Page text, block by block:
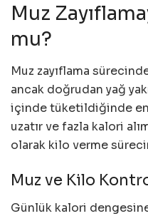
Muz
mu?
Muz zayıflama
ancak doğrudan yağ
içinde tüketildiğinde
uzatır ve fazla kalori
olarak kilo verme
Muz ve Kilo
Günlük kalori